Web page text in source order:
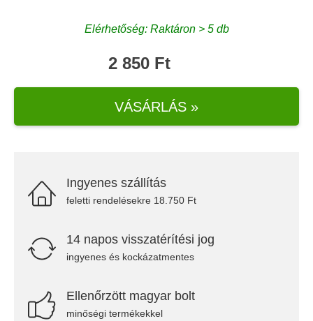
Elérhetőség: Raktáron > 5 db
2 850 Ft
VÁSÁRLÁS »
Ingyenes szállítás
feletti rendelésekre 18.750 Ft
14 napos visszatérítési jog
ingyenes és kockázatmentes
Ellenőrzött magyar bolt
minőségi termékekkel